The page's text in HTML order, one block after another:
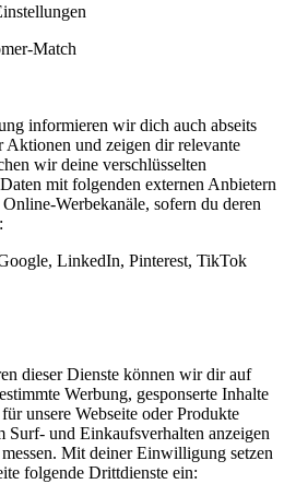
Match
informieren wir dich auch abseits
Aktionen und zeigen dir relevante
wir deine verschlüsselten
mit folgenden externen Anbietern
Werbekanäle, sofern du deren
LinkedIn, Pinterest, TikTok
dieser Dienste können wir dir auf
Werbung, gesponserte Inhalte
unsere Webseite oder Produkte
Surf- und Einkaufsverhalten anzeigen
Mit deiner Einwilligung setzen
folgende Drittdienste ein: